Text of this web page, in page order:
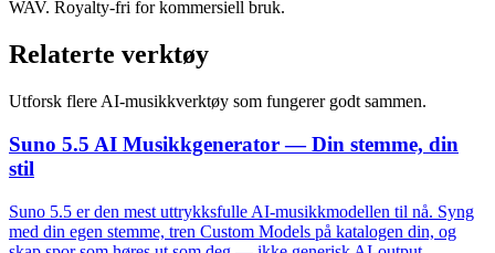
WAV. Royalty-fri for kommersiell bruk.
Relaterte verktøy
Utforsk flere AI-musikkverktøy som fungerer godt sammen.
Suno 5.5 AI Musikkgenerator — Din stemme, din
stil
Suno 5.5 er den mest uttrykksfulle AI-musikkmodellen til nå. Syng
med din egen stemme, tren Custom Models på katalogen din, og